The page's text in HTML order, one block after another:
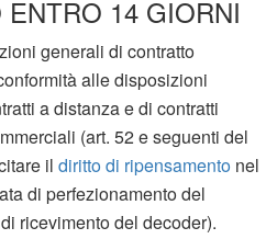
14 GIORNI
generali di contratto
alle disposizioni
a distanza e di contratti
(art. 52 e seguenti del
ildiritto di ripensamento nel
di perfezionamento del
ricevimento del decoder).